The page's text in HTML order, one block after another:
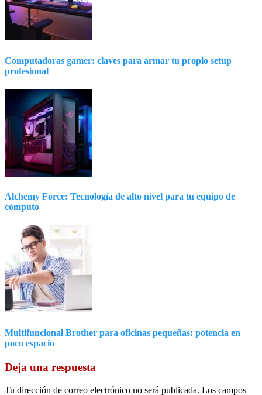
Computadoras gamer: claves para armar tu propio setup
profesional
Alchemy Force: Tecnología de alto nivel para tu equipo de
cómputo
Multifuncional Brother para oficinas pequeñas: potencia en
poco espacio
Deja una respuesta
Tu dirección de correo electrónico no será publicada. Los campos